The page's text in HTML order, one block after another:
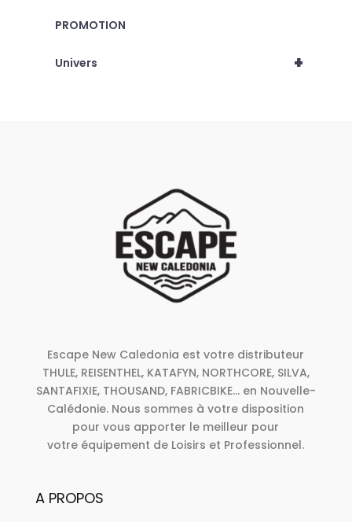
PROMOTION
+
Univers
Escape New Caledonia est votre distributeur
THULE, REISENTHEL, KATAFYN, NORTHCORE, SILVA,
SANTAFIXIE, THOUSAND, FABRICBIKE... en Nouvelle-
Calédonie. Nous sommes à votre disposition
pour vous apporter le meilleur pour
votre équipement de Loisirs et Professionnel.
A PROPOS